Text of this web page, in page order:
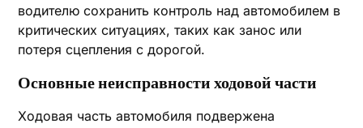
водителю сохранить контроль над автомобилем в
критических ситуациях, таких как занос или
потеря сцепления с дорогой.
Основные неисправности ходовой части
Ходовая часть автомобиля подвержена